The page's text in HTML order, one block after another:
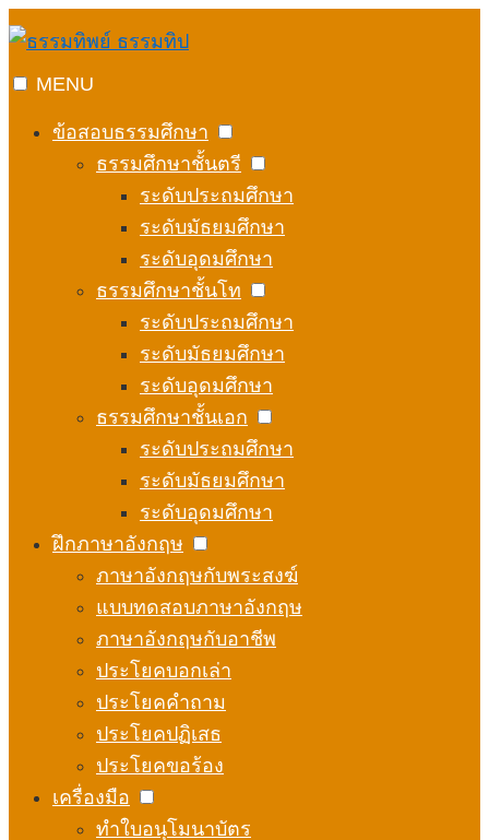
to
MENU
ข้อสอบธรรมศึกษา
ธรรมศึกษาชั้นตรี
ระดับประถมศึกษา
ระดับมัธยมศึกษา
ระดับอุดมศึกษา
ธรรมศึกษาชั้นโท
ระดับประถมศึกษา
ระดับมัธยมศึกษา
ระดับอุดมศึกษา
ธรรมศึกษาชั้นเอก
ระดับประถมศึกษา
ระดับมัธยมศึกษา
ระดับอุดมศึกษา
ฝึกภาษาอังกฤษ
ภาษาอังกฤษกับพระสงฆ์
แบบทดสอบภาษาอังกฤษ
ภาษาอังกฤษกับอาชีพ
ประโยคบอกเล่า
ประโยคคำถาม
ประโยคปฏิเสธ
ประโยคขอร้อง
เครื่องมือ
ทำใบอนุโมนาบัตร